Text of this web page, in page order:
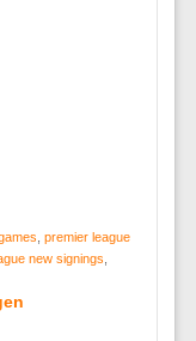
premier league
new signings